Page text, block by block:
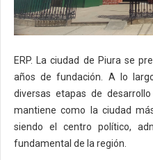
ERP. La ciudad de Piura se
años de fundación. A lo
diversas etapas de
mantiene como la ciudad
siendo el centro político,
fundamental de la región.